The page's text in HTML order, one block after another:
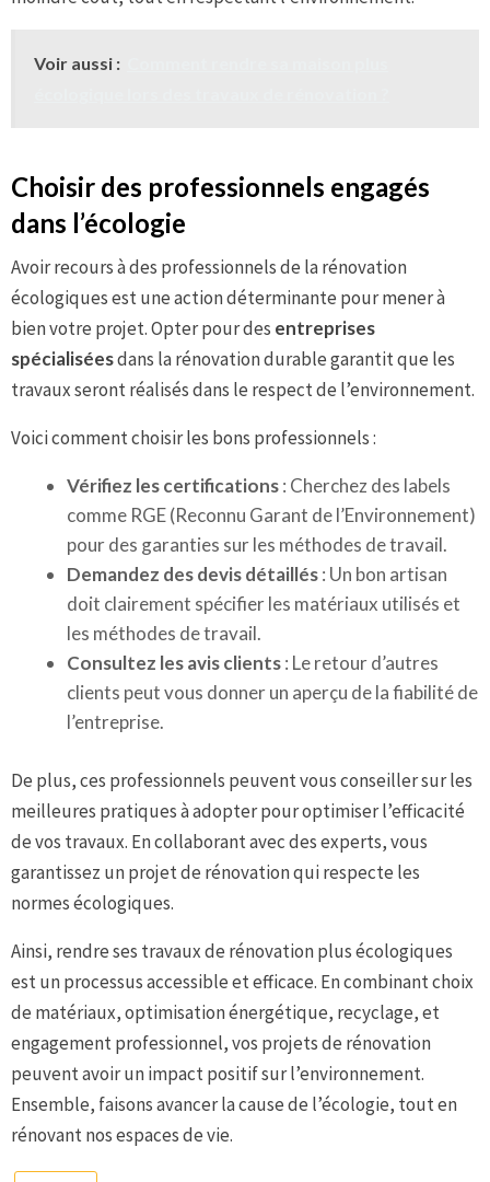
Voir aussi :
Choisir des professionnels engagés
dans l’écologie
Avoir recours à des professionnels de la rénovation
écologiques est une action déterminante pour mener à
bien votre projet. Opter pour des entreprises
spécialiséesdans la rénovation durable garantit que les
travaux seront réalisés dans le respect de l’environnement.
Voici comment choisir les bons professionnels :
Vérifiez les certifications: Cherchez des labels
comme RGE (Reconnu Garant de l’Environnement)
pour des garanties sur les méthodes de travail.
Demandez des devis détaillés: Un bon artisan
doit clairement spécifier les matériaux utilisés et
les méthodes de travail.
Consultez les avis clients: Le retour d’autres
clients peut vous donner un aperçu de la fiabilité de
l’entreprise.
De plus, ces professionnels peuvent vous conseiller sur les
meilleures pratiques à adopter pour optimiser l’efficacité
de vos travaux. En collaborant avec des experts, vous
garantissez un projet de rénovation qui respecte les
normes écologiques.
Ainsi, rendre ses travaux de rénovation plus écologiques
est un processus accessible et efficace. En combinant choix
de matériaux, optimisation énergétique, recyclage, et
engagement professionnel, vos projets de rénovation
peuvent avoir un impact positif sur l’environnement.
Ensemble, faisons avancer la cause de l’écologie, tout en
rénovant nos espaces de vie.